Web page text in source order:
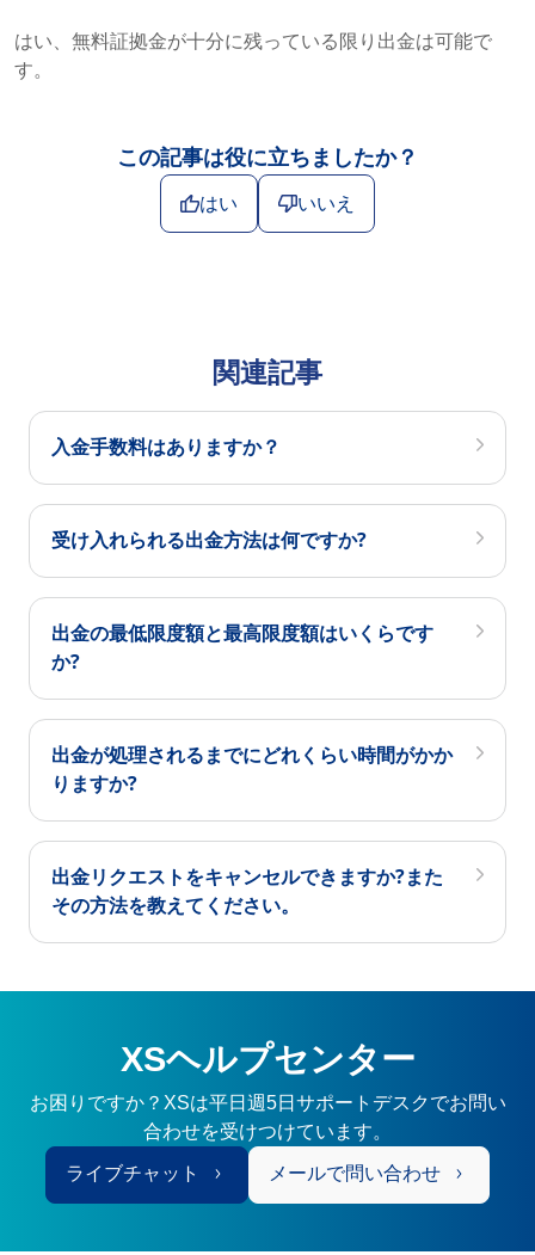
はい、無料証拠金が十分に残っている限り出金は可能で
す。
この記事は役に立ちましたか？
はい いいえ
関連記事
入金手数料はありますか？
受け入れられる出金方法は何ですか?
出金の最低限度額と最高限度額はいくらです
か?
出金が処理されるまでにどれくらい時間がかか
りますか?
出金リクエストをキャンセルできますか?また
その方法を教えてください。
XSヘルプセンター
お困りですか？XSは平日週5日サポートデスクでお問い
合わせを受けつけています。
ライブチャット メールで問い合わせ